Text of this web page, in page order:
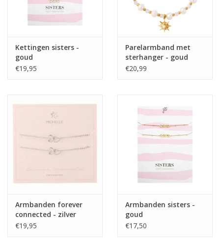
Herensokken
Kettingen sisters -
goud
€19,95
Parelarmband met
sterhanger - goud
€20,99
Armbanden forever
connected - zilver
€19,95
Armbanden sisters -
goud
€17,50